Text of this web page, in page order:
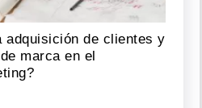
adquisición de clientes y
marca en el